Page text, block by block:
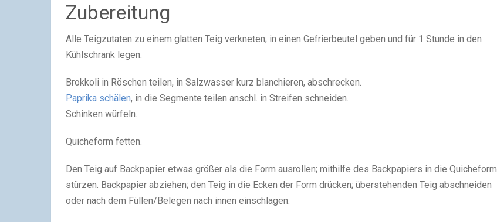
Zubereitung
Alle Teigzutaten zu einem glatten Teig verkneten; in einen Gefrierbeutel geben und für 1 Stunde in den
Kühlschrank legen.
Brokkoli in Röschen teilen, in Salzwasser kurz blanchieren, abschrecken.
Paprika schälen, in die Segmente teilen anschl. in Streifen schneiden.
Schinken würfeln.
Quicheform fetten.
Den Teig auf Backpapier etwas größer als die Form ausrollen; mithilfe des Backpapiers in die Quicheform
stürzen. Backpapier abziehen; den Teig in die Ecken der Form drücken; überstehenden Teig abschneiden
oder nach dem Füllen/Belegen nach innen einschlagen.